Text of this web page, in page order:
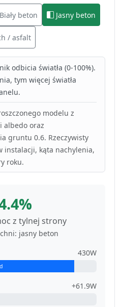
Biały beton Jasny beton
/ asfalt
odbicia światła (0-100%).
tym więcej światła
modelu z
albedo oraz
gruntu 0.6. Rzeczywisty
instalacji, kąta nachylenia,
roku.
z tylnej strony
jasny beton
430W
+61.9W